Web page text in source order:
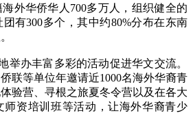
外华侨华人700多万人，组织健全的
有300多个，其中约80%分布在东南
办丰富多彩的活动促进华文交流。
联等单位年邀请近1000名海外华裔青
验营、寻根之旅夏冬令营以及在各大
师资培训班等活动，让海外华裔青少